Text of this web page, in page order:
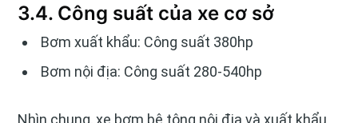
3.4. Công suất của xe cơ sở
Bơm xuất khẩu: Công suất 380hp
Bơm nội địa: Công suất 280-540hp
Nhìn chung, xe bơm bê tông nội địa và xuất khẩu